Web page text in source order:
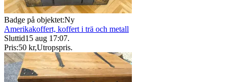
Badge på objektet:Ny
Amerikakoffert, koffert i trä och metall
Sluttid15 aug 17:07.
Pris:50 kr,Utropspris.